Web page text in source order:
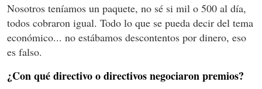
Nosotros teníamos un paquete, no sé si mil o 500 al día,
todos cobraron igual. Todo lo que se pueda decir del tema
económico... no estábamos descontentos por dinero, eso
es falso.
¿Con qué directivo o directivos negociaron premios?